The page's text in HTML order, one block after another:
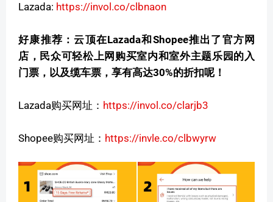
Lazada: https://invol.co/clbnaon
好康推荐：云顶在Lazada和Shopee推出了官方网
店，民众可轻松上网购买室内和室外主题乐园的入
门票，以及缆车票，享有高达30%的折扣呢！
Lazada购买网址： https://invol.co/clarjb3
Shopee购买网址： https://invle.co/clbwyrw